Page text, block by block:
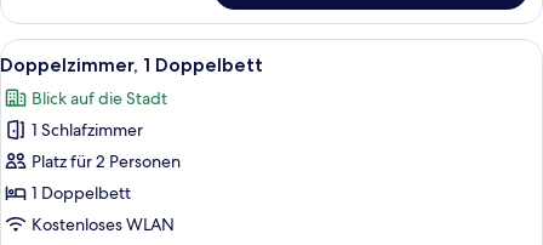
Suite
Alle
Fotos
für
Doppelzimmer,
1
Doppelbett
anzeigen
Ein Hotelzimmer mit einem Bett,
4
Doppelzimmer, 1 Doppelbett
Blick auf die Stadt
1 Schlafzimmer
Platz für 2 Personen
1 Doppelbett
Kostenloses WLAN